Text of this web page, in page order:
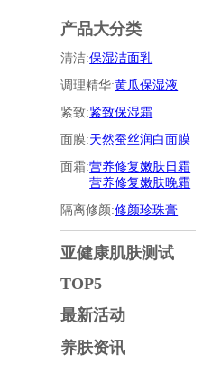
产品大分类
清洁:保湿洁面乳
调理精华:黄瓜保湿液
紧致:紧致保湿霜
面膜:天然蚕丝润白面膜
面霜:营养修复嫩肤日霜
营养修复嫩肤晚霜
隔离修颜:修颜珍珠膏
亚健康肌肤测试
TOP5
最新活动
养肤资讯